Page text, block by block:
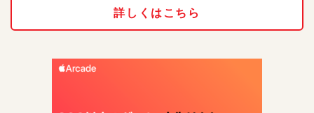
詳しくはこちら